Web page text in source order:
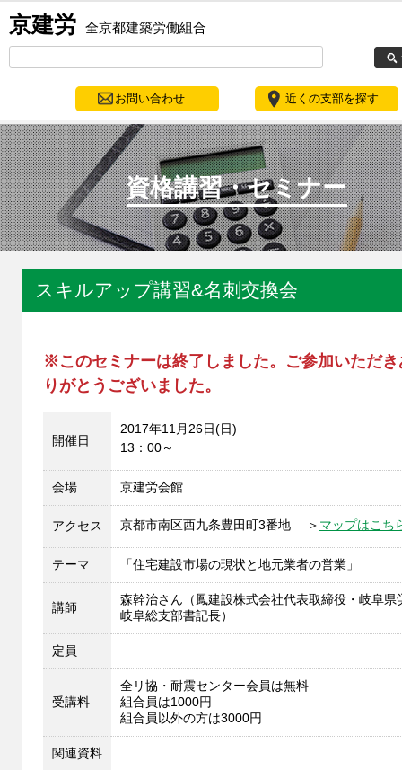
京建労 全京都建築労働組合
お問い合わせ 近くの支部を探す
資格講習・セミナー
スキルアップ講習&名刺交換会
※このセミナーは終了しました。ご参加いただき
りがとうございました。
開催日
2017年11月26日(日)
13：00～
会場 京建労会館
アクセス 京都市南区西九条豊田町3番地 ＞ マップはこち
テーマ 「住宅建設市場の現状と地元業者の営業」
講師
森幹治さん（鳳建設株式会社代表取締役・岐阜県
岐阜総支部書記長）
定員
受講料
全リ協・耐震センター会員は無料
組合員は1000円
組合員以外の方は3000円
関連資料